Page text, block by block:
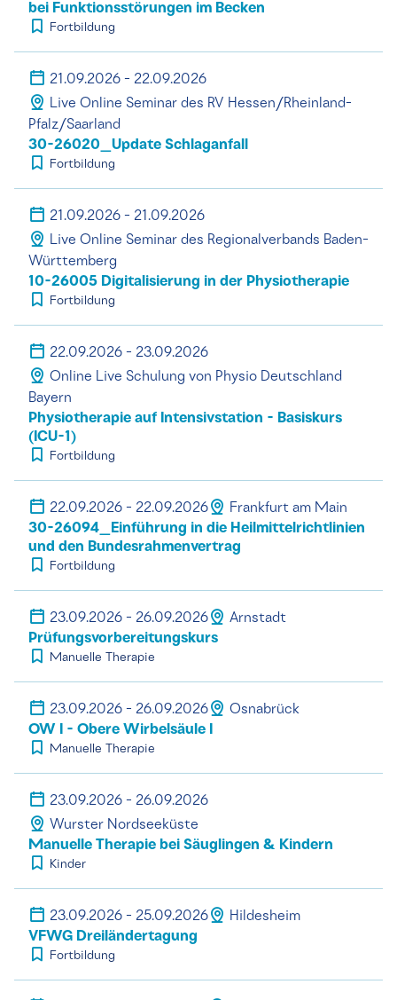
bei Funktionsstörungen im Becken
Fortbildung
21.09.2026 - 22.09.2026
Live Online Seminar des RV Hessen/Rheinland-
Pfalz/Saarland
30-26020_Update Schlaganfall
Fortbildung
21.09.2026 - 21.09.2026
Live Online Seminar des Regionalverbands Baden-
Württemberg
10-26005 Digitalisierung in der Physiotherapie
Fortbildung
22.09.2026 - 23.09.2026
Online Live Schulung von Physio Deutschland
Bayern
Physiotherapie auf Intensivstation - Basiskurs
(ICU-1)
Fortbildung
22.09.2026 - 22.09.2026 Frankfurt am Main
30-26094_Einführung in die Heilmittelrichtlinien
und den Bundesrahmenvertrag
Fortbildung
23.09.2026 - 26.09.2026 Arnstadt
Prüfungsvorbereitungskurs
Manuelle Therapie
23.09.2026 - 26.09.2026 Osnabrück
OW I - Obere Wirbelsäule I
Manuelle Therapie
23.09.2026 - 26.09.2026
Wurster Nordseeküste
Manuelle Therapie bei Säuglingen & Kindern
Kinder
23.09.2026 - 25.09.2026 Hildesheim
VFWG Dreiländertagung
Fortbildung